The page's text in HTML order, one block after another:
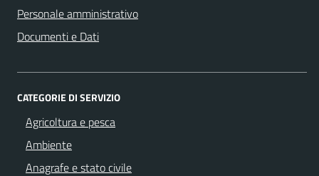
Personale amministrativo
Documenti e Dati
CATEGORIE DI SERVIZIO
Agricoltura e pesca
Ambiente
Anagrafe e stato civile